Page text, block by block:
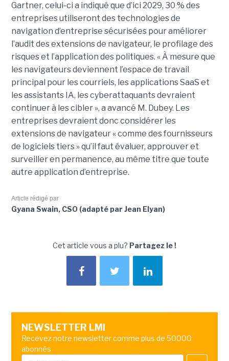
Gartner, celui-ci a indiqué que d’ici 2029, 30 % des
entreprises utiliseront des technologies de
navigation d’entreprise sécurisées pour améliorer
l’audit des extensions de navigateur, le profilage des
risques et l’application des politiques. « À mesure que
les navigateurs deviennent l’espace de travail
principal pour les courriels, les applications SaaS et
les assistants IA, les cyberattaquants devraient
continuer à les cibler », a avancé M. Dubey. Les
entreprises devraient donc considérer les
extensions de navigateur « comme des fournisseurs
de logiciels tiers » qu’il faut évaluer, approuver et
surveiller en permanence, au même titre que toute
autre application d’entreprise.
Article rédigé par
Gyana Swain, CSO (adapté par Jean Elyan)
Cet article vous a plu? Partagez le !
NEWSLETTER LMI
Recevez notre newsletter comme plus de 50000
abonnés